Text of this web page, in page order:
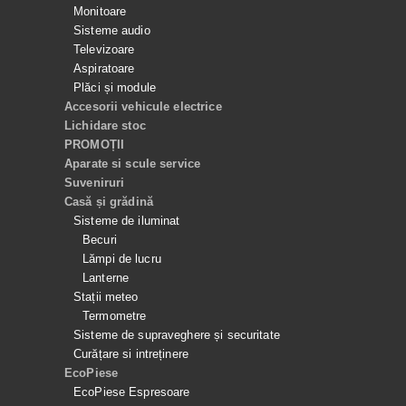
Monitoare
Sisteme audio
Televizoare
Aspiratoare
Plăci și module
Accesorii vehicule electrice
Lichidare stoc
PROMOȚII
Aparate si scule service
Suveniruri
Casă și grădină
Sisteme de iluminat
Becuri
Lămpi de lucru
Lanterne
Stații meteo
Termometre
Sisteme de supraveghere și securitate
Curățare si intreținere
EcoPiese
EcoPiese Espresoare